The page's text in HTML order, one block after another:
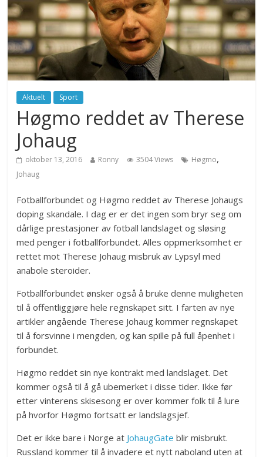
Aktuelt Sport
Høgmo reddet av Therese
Johaug
oktober 13, 2016 Ronny 3504 Views Høgmo,
Johaug
Fotballforbundet og Høgmo reddet av Therese Johaugs
doping skandale. I dag er er det ingen som bryr seg om
dårlige prestasjoner av fotball landslaget og sløsing
med penger i fotballforbundet. Alles oppmerksomhet er
rettet mot Therese Johaug misbruk av Lypsyl med
anabole steroider.
Fotballforbundet ønsker også å bruke denne muligheten
til å offentliggjøre hele regnskapet sitt. I farten av nye
artikler angående Therese Johaug kommer regnskapet
til å forsvinne i mengden, og kan spille på full åpenhet i
forbundet.
Høgmo reddet sin nye kontrakt med landslaget. Det
kommer også til å gå ubemerket i disse tider. Ikke før
etter vinterens skisesong er over kommer folk til å lure
på hvorfor Høgmo fortsatt er landslagsjef.
Det er ikke bare i Norge at JohaugGate blir misbrukt.
Russland kommer til å invadere et nytt naboland uten at